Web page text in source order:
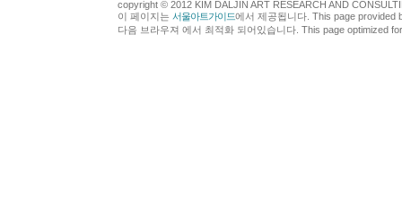
copyright © 2012 KIM DALJIN ART RESEARCH AND
이 페이지는 서울아트가이드에서 제공됩니다. This page provided
다음 브라우져 에서 최적화 되어있습니다. This page optimized